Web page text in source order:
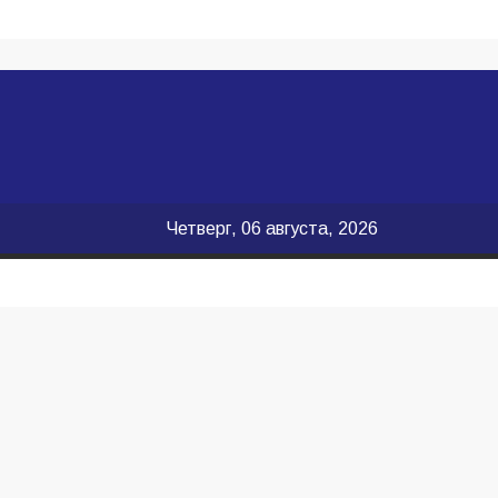
Четверг, 06 августа, 2026